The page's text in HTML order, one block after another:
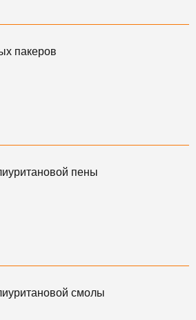
пакеров
пены
смолы